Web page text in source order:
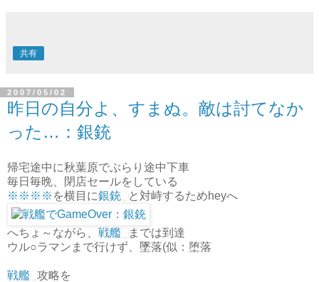
共有
2007/05/02
昨日の自分よ、すまぬ。敵は討てなか
った…：銀銃
帰宅途中に秋葉原でぶらり途中下車
毎日毎晩、閉店セールをしている
※※※※ を横目に銀銃 と対峙するためheyへ
へちょ～ながら、 戦艦
までは到達
ウル○ラマンまで行けず、墜落(似：堕落
戦艦 攻略を